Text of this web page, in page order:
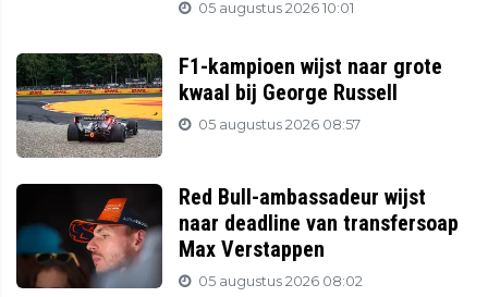
05 augustus 2026 10:01
F1-kampioen wijst naar grote
kwaal bij George Russell
05 augustus 2026 08:57
Red Bull-ambassadeur wijst
naar deadline van transfersoap
Max Verstappen
05 augustus 2026 08:02